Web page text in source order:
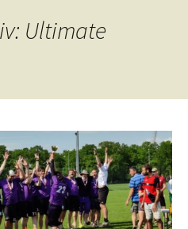
Ultimate